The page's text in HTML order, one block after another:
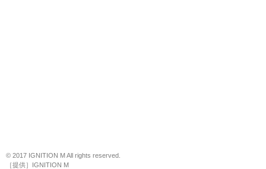
© 2017 IGNITION M All rights reserved.
［提供］IGNITION M